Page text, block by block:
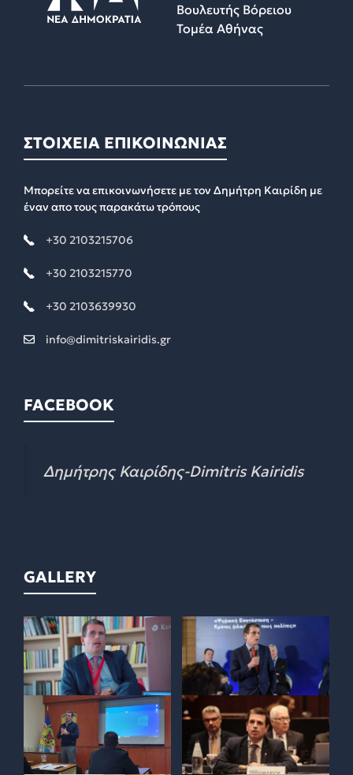
Βουλευτής Βόρειου
Τομέα Αθήνας
ΣΤΟΙΧΕΙΑ ΕΠΙΚΟΙΝΩΝΙΑΣ
Μπορείτε να επικοινωνήσετε με τον Δημήτρη Καιρίδη με
έναν απο τους παρακάτω τρόπους
+30 2103215706
+30 2103215770
+30 2103639930
info@dimitriskairidis.gr
FACEBOOK
Δημήτρης Καιρίδης-Dimitris Kairidis
GALLERY